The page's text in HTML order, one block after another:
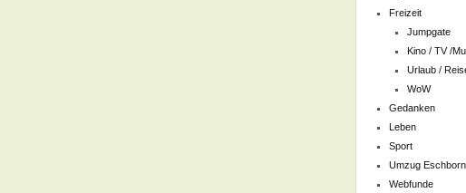
Freizeit
Jumpgate
Kino / TV /
Urlaub /
WoW
Gedanken
Leben
Sport
Umzug Eschborn
Webfunde